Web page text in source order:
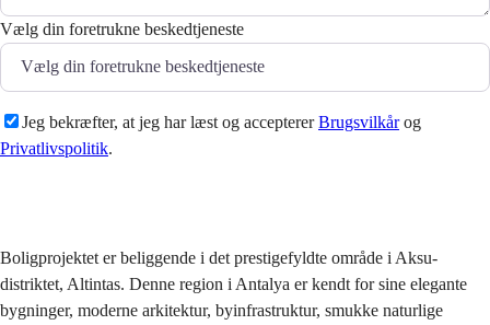
Vælg din foretrukne beskedtjeneste
Jeg bekræfter, at jeg har læst og acceptererBrugsvilkårog
Privatlivspolitik.
Boligprojektet er beliggende i det prestigefyldte område i Aksu-
distriktet, Altintas. Denne region i Antalya er kendt for sine elegante
bygninger, moderne arkitektur, byinfrastruktur, smukke naturlige